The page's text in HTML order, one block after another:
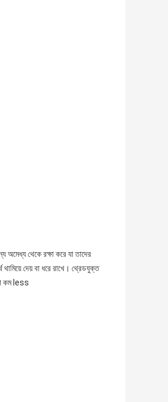
অমেধ্য থেকে রক্ষা করে যা তাদের
দেয় বা ধরে রাখে। থ্রেডযুক্ত
কম less